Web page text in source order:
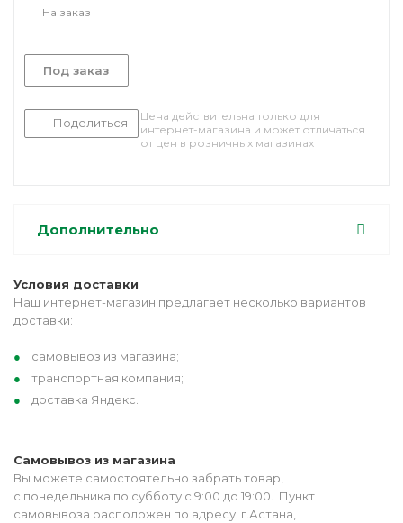
На заказ
Под заказ
Поделиться
Цена действительна только для
интернет-магазина и может отличаться
от цен в розничных магазинах
Дополнительно
Условия доставки
Наш интернет-магазин предлагает несколько вариантов
доставки:
самовывоз из магазина;
транспортная компания;
доставка Яндекс.
Самовывоз из магазина
Вы можете самостоятельно забрать товар,
с понедельника по субботу с 9:00 до 19:00. Пункт
самовывоза расположен по адресу: г.Астана,